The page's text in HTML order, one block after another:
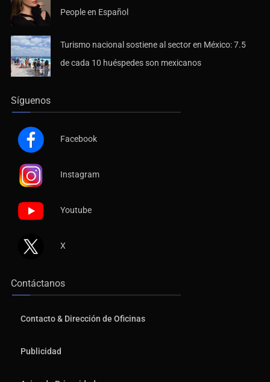
People en Español
Turismo nacional sostiene al sector en México: 7.5
de cada 10 huéspedes son mexicanos
Síguenos
Facebook
Instagram
Youtube
X
Contáctanos
Contacto & Dirección de Oficinas
Publicidad